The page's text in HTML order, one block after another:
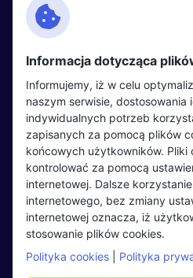
Kontakt
Facebook
Twitter
LinkedIn
Kandydaci
Regulamin kandydata
Oferty pracy
Pracodawcy
Opinie o pracodawcach
Informacja dotycząca
Informujemy, iż w celu
naszym serwisie, dostosowania
indywidualnych potrzeb
zapisanych za pomocą plików
końcowych użytkowników.
kontrolować za pomocą
internetowej. Dalsze
internetowego, bez zmiany
internetowej oznacza, iż
stosowanie plików cookies.
Polityka cookies
Polityka